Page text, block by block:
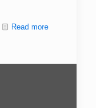
Read more